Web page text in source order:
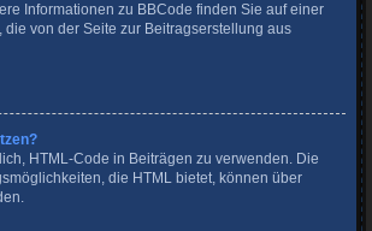
Informationen zu BBCode finden Sie auf einer
von der Seite zur Beitragserstellung aus
HTML-Code in Beiträgen zu verwenden. Die
die HTML bietet, können über